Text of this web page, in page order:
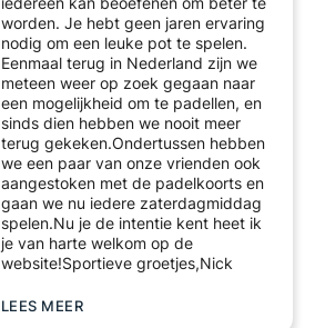
worden. Je hebt geen jaren ervaring
nodig om een leuke pot te spelen.
Eenmaal terug in Nederland zijn we
meteen weer op zoek gegaan naar
een mogelijkheid om te padellen, en
sinds dien hebben we nooit meer
terug gekeken.Ondertussen hebben
we een paar van onze vrienden ook
aangestoken met de padelkoorts en
gaan we nu iedere zaterdagmiddag
spelen.Nu je de intentie kent heet ik
je van harte welkom op de
website!Sportieve groetjes,Nick
LEES MEER